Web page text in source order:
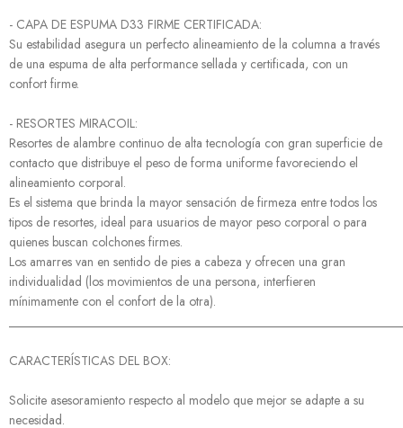
- CAPA DE ESPUMA D33 FIRME CERTIFICADA:
Su estabilidad asegura un perfecto alineamiento de la columna a través
de una espuma de alta performance sellada y certificada, con un
confort firme.
- RESORTES MIRACOIL:
Resortes de alambre continuo de alta tecnología con gran superficie de
contacto que distribuye el peso de forma uniforme favoreciendo el
alineamiento corporal.
Es el sistema que brinda la mayor sensación de firmeza entre todos los
tipos de resortes, ideal para usuarios de mayor peso corporal o para
quienes buscan colchones firmes.
Los amarres van en sentido de pies a cabeza y ofrecen una gran
individualidad (los movimientos de una persona, interfieren
mínimamente con el confort de la otra).
CARACTERÍSTICAS DEL BOX:
Solicite asesoramiento respecto al modelo que mejor se adapte a su
necesidad.